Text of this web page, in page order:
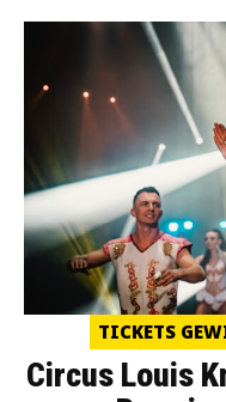
TICKETS
Circus Louis